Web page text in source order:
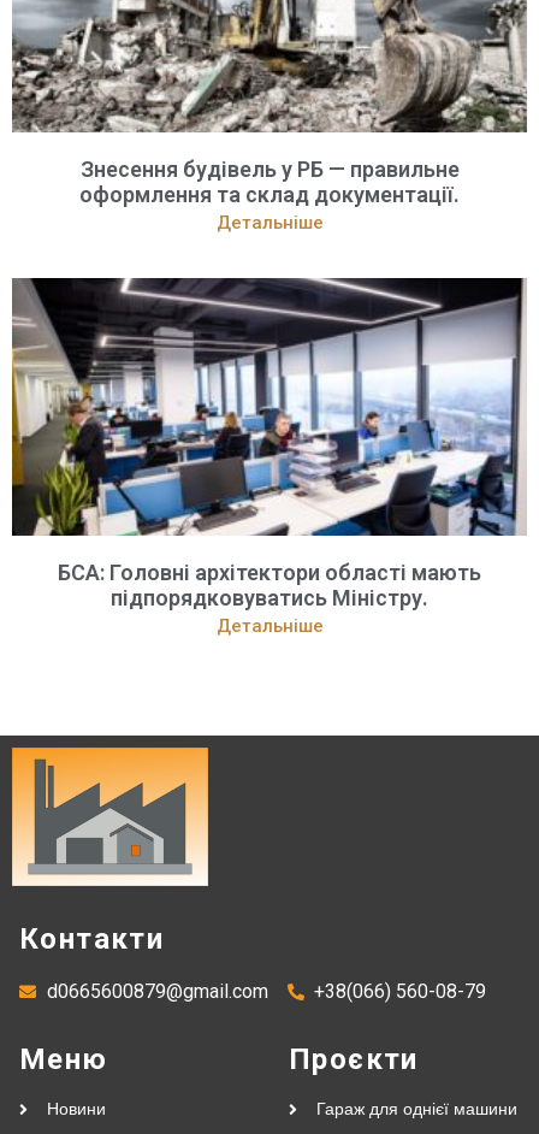
Знесення будівель у РБ — правильне
оформлення та склад документації.
Детальніше
БСА: Головні архітектори області мають
підпорядковуватись Міністру.
Детальніше
Контакти
d0665600879@gmail.com +38(066) 560-08-79
Меню
Новини
Проєкти
Гараж для однієї машини